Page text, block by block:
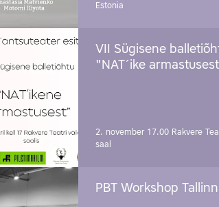
Estonia
VII Sügisene
"NAT´ike
2. november 17.00 Rakvere
saal
PBT Workshop